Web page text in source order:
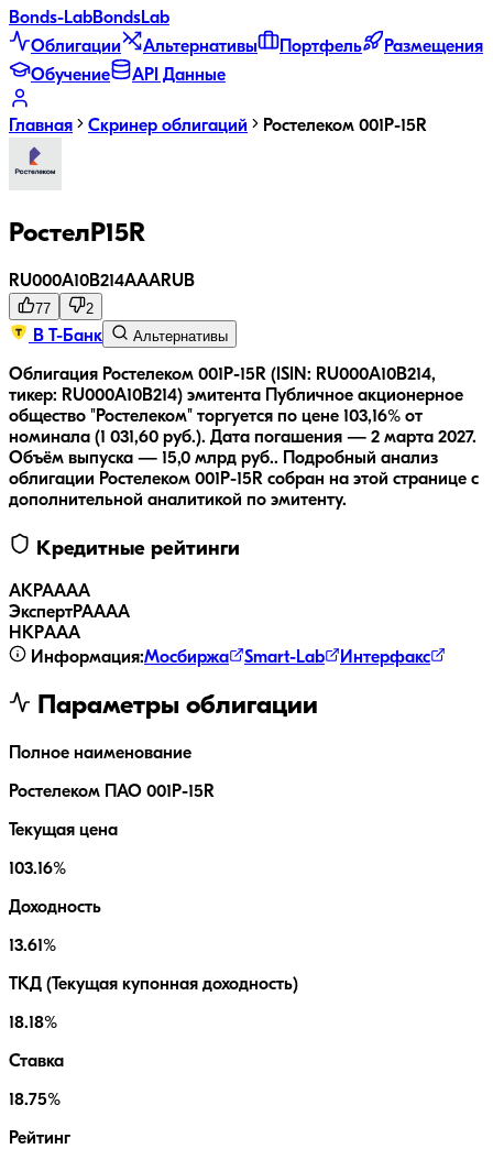
Bonds-LabBondsLab
Облигации
Альтернативы Портфель
Размещения
Обучение
API Данные
Главная Скринер облигаций Ростелеком 001P-15R
РостелP15R
RU000A10B214AAARUB
77 2
В Т-Банк Альтернативы
Облигация Ростелеком 001P-15R (ISIN: RU000A10B214,
тикер: RU000A10B214) эмитента Публичное акционерное
общество "Ростелеком" торгуется по цене 103,16% от
номинала (1 031,60 руб.). Дата погашения — 2 марта 2027.
Объём выпуска — 15,0 млрд руб..
Подробный анализ
облигации Ростелеком 001P-15R собран на этой странице с
дополнительной аналитикой по эмитенту.
Кредитные рейтинги
АКРАAAA
ЭкспертРАAAA
НКРAAA
Информация:Мосбиржа Smart-Lab Интерфакс
Параметры облигации
Полное наименование
Ростелеком ПАО 001P-15R
Текущая цена
103.16%
Доходность
13.61%
ТКД (Текущая купонная доходность)
18.18%
Ставка
18.75%
Рейтинг